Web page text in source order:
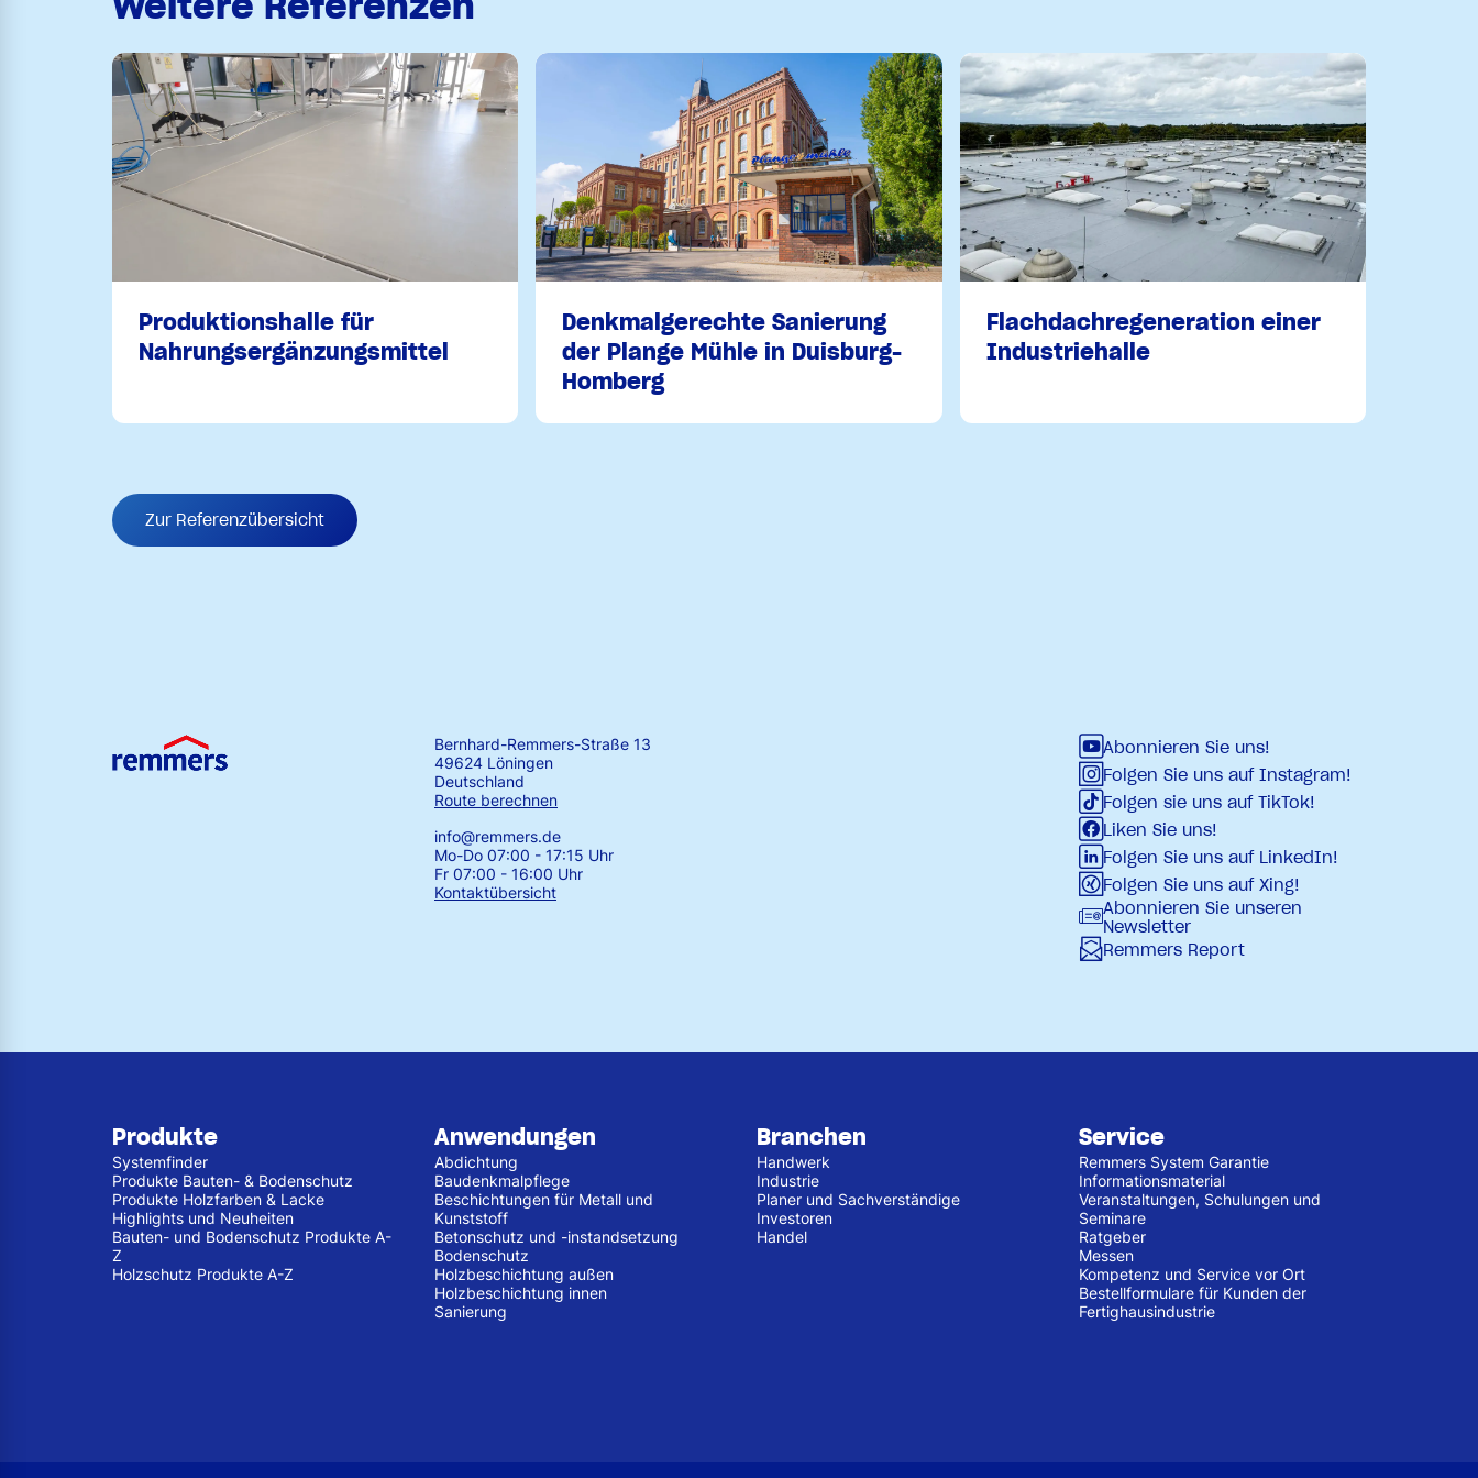
Produktionshalle für
Nahrungsergänzungsmittel
Denkmalgerechte Sanierung
der Plange Mühle in Duisburg-
Homberg
Flachdachregeneration einer
Industriehalle
Zur Referenzübersicht
Bernhard-Remmers-Straße 13
49624 Löningen
Deutschland
Route berechnen
info@remmers.de
Mo-Do 07:00 - 17:15 Uhr
Fr 07:00 - 16:00 Uhr
Kontaktübersicht
Abonnieren Sie uns!
Folgen Sie uns auf Instagram!
Folgen sie uns auf TikTok!
Liken Sie uns!
Folgen Sie uns auf LinkedIn!
Folgen Sie uns auf Xing!
Abonnieren Sie unseren
Newsletter
Remmers Report
Produkte
Systemfinder
Produkte Bauten- & Bodenschutz
Produkte Holzfarben & Lacke
Highlights und Neuheiten
Bauten- und Bodenschutz Produkte A-
Z
Holzschutz Produkte A-Z
Anwendungen
Abdichtung
Baudenkmalpflege
Beschichtungen für Metall und
Kunststoff
Betonschutz und -instandsetzung
Bodenschutz
Holzbeschichtung außen
Holzbeschichtung innen
Sanierung
Branchen
Handwerk
Industrie
Planer und Sachverständige
Investoren
Handel
Service
Remmers System Garantie
Informationsmaterial
Veranstaltungen, Schulungen und
Seminare
Ratgeber
Messen
Kompetenz und Service vor Ort
Bestellformulare für Kunden der
Fertighausindustrie